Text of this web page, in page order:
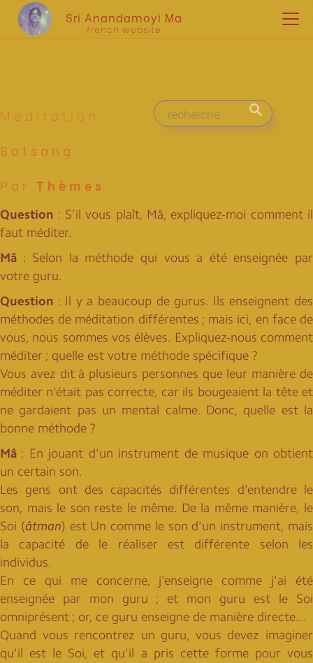
Sri Anandamoyi Ma
french website
Méditation
Satsang
Par Thèmes
Question : S’il vous plaît, Mâ, expliquez-moi comment il
faut méditer.
Mâ : Selon la méthode qui vous a été enseignée par
votre guru.
Question : Il y a beaucoup de gurus. Ils enseignent des
méthodes de méditation différentes ; mais ici, en face de
vous, nous sommes vos élèves. Expliquez-nous comment
méditer ; quelle est votre méthode spécifique ?
Vous avez dit à plusieurs personnes que leur manière de
méditer n'était pas correcte, car ils bougeaient la tête et
ne gardaient pas un mental calme. Donc, quelle est la
bonne méthode ?
Mâ : En jouant d'un instrument de musique on obtient
un certain son.
Les gens ont des capacités différentes d'entendre le
son, mais le son reste le même. De la même manière, le
Soi (âtman) est Un comme le son d'un instrument, mais
la capacité de le réaliser est différente selon les
individus.
En ce qui me concerne, j'enseigne comme j'ai été
enseignée par mon guru ; et mon guru est le Soi
omniprésent ; or, ce guru enseigne de manière directe...
Quand vous rencontrez un guru, vous devez imaginer
qu'il est le Soi, et qu'il a pris cette forme pour vous